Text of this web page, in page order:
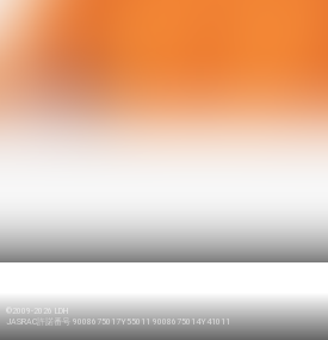
©2009-2026 LDH
JASRAC許諾番号 9008675017Y55011 9008675014Y41011